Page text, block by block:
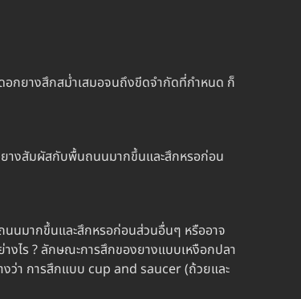
อกยางสึกสม่ำเสมอจนถึงขีดจำกัดที่กำหนด ก็
างสัมผัสกับพื้นถนนมากขึ้นและสึกหรอก่อน
นมากขึ้นและสึกหรอก่อนส่วนอื่นๆ หรืออาจ
งไร? ลักษณะการสึกของยางแบบเหงือกปลา
ว่า การสึกแบบ cup and saucer (ถ้วยและ